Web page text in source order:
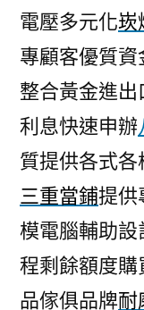
電壓多元化崁
專顧客優質
整合黃金進
利息快速申辦
質提供各式
三重當鋪提供
模電腦輔助設
程剩餘額度
品傢俱品牌耐